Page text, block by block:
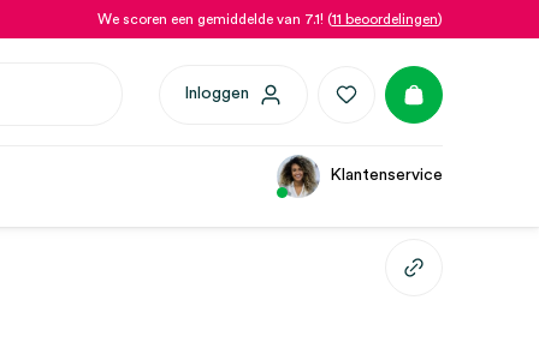
We scoren een gemiddelde van 7.1! (11 beoordelingen)
Inloggen
Klantenservice